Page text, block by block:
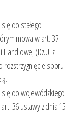
do stałego
mowa w art. 37
(Dz.U. z
rozstrzygnięcie sporu
do wojewódzkiego
36 ustawy z dnia 15